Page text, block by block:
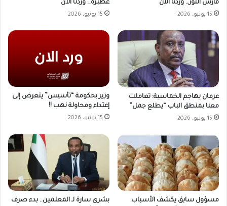
فارس النور… وردنا الآن
15 يونيو، 2026
عطبرة… وردنا الآن
15 يونيو، 2026
عرمان يهاجم الخماسية: تعاملت
معنا بمنطق الباب “يطلع جمل”
15 يونيو، 2026
وزير بحكومة “تأسيس” يتعرض إلى
إعتداء ومحاولة نهب !!
15 يونيو، 2026
مسؤول سابق يكشف الأسباب
بشرى سارة لـ المعلمين.. بدء صرف